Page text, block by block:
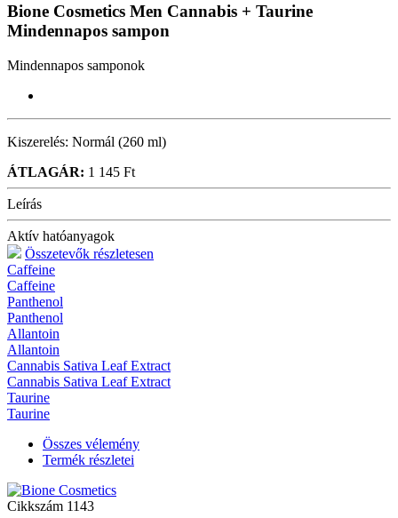
Bione Cosmetics Men Cannabis + Taurine
Mindennapos sampon
Mindennapos samponok
Kiszerelés: Normál (260 ml)
ÁTLAGÁR: 1 145 Ft
Leírás
Aktív hatóanyagok
Összetevők részletesen
Caffeine
Caffeine
Panthenol
Panthenol
Allantoin
Allantoin
Cannabis Sativa Leaf Extract
Cannabis Sativa Leaf Extract
Taurine
Taurine
Összes vélemény
Termék részletei
Cikkszám 1143